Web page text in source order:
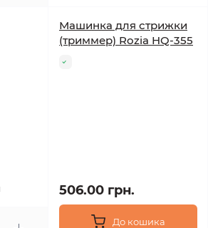
Машинка для стрижки
(триммер) Rozia HQ-355
506.00 грн.
До кошика